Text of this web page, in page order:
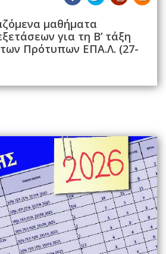
μαθήματα
για τη Β’ τάξη
Πρότυπων ΕΠΑ.Λ. (27-